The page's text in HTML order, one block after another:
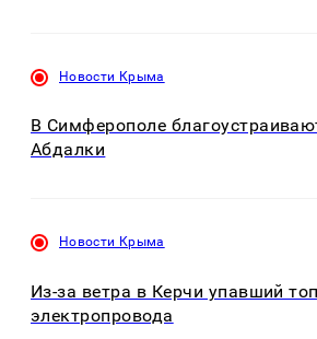
Новости Крыма
В Симферополе
Абдалки
Новости Крыма
Из-за ветра в Керчи упавший
электропровода